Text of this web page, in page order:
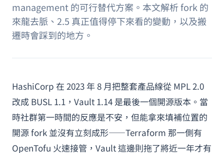
management 的可行替代方案。本文解析 fork 的
來龍去脈、2.5 真正值得停下來看的變動，以及搬
遷時會踩到的地方。
HashiCorp 在 2023 年 8 月把整套產品線從 MPL 2.0
改成 BUSL 1.1，Vault 1.14 是最後一個開源版本。當
時社群第一時間的反應是不安，但能拿來填補位置的
開源 fork 並沒有立刻成形——Terraform 那一側有
OpenTofu 火速接管，Vault 這邊則拖了將近一年才有